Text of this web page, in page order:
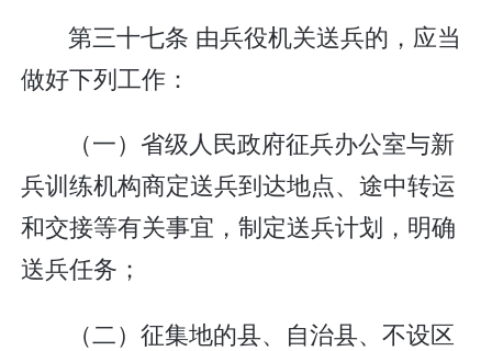
第三十七条 由兵役机关送兵的，应当
做好下列工作：
（一）省级人民政府征兵办公室与新
兵训练机构商定送兵到达地点、途中转运
和交接等有关事宜，制定送兵计划，明确
送兵任务；
（二）征集地的县、自治县、不设区